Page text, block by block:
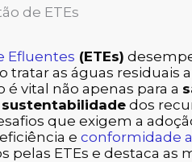
Efluentes (ETEs)
as águas residuais
é vital não apenas para a
sustentabilidade dos
que exigem a
e conformidade
pelas ETEs e destaca as